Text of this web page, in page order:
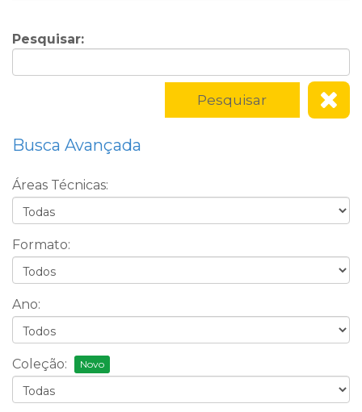
Pesquisar:
Busca Avançada
Áreas Técnicas:
Formato:
Ano:
Coleção: Novo